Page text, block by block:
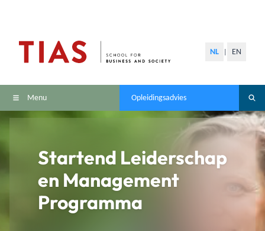
NL EN
Menu Opleidingsadvies
Startend Leiderschap
en Management
Programma